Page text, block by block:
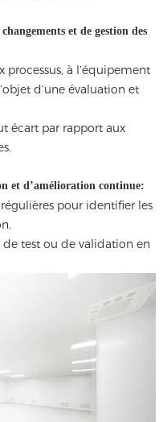
et de gestion des
processus, à l’équipement
d’une évaluation et
écart par rapport aux
et d’amélioration continue:
pour identifier les
de test ou de validation en